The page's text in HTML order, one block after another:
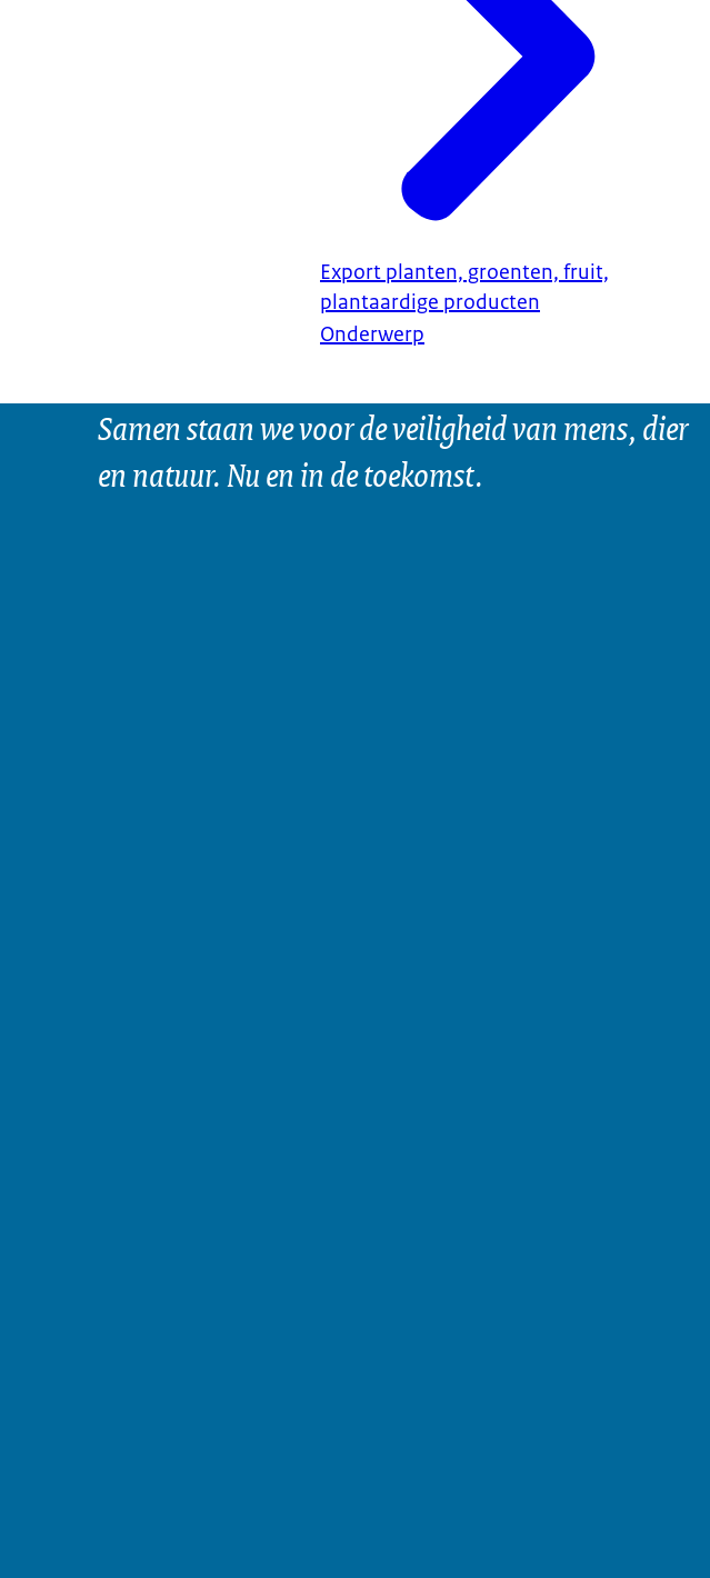
Export planten, groenten, fruit,
plantaardige producten
Onderwerp
Samen staan we voor de veiligheid van mens, dier
en natuur. Nu en in de toekomst.